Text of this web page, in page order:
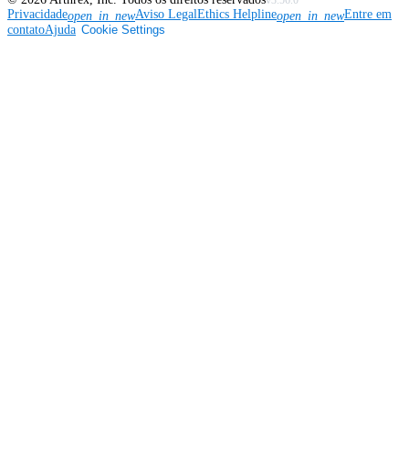
Privacidadeopen_in_newAviso LegalEthics Helplineopen_in_newEntre em
contatoAjuda Cookie Settings